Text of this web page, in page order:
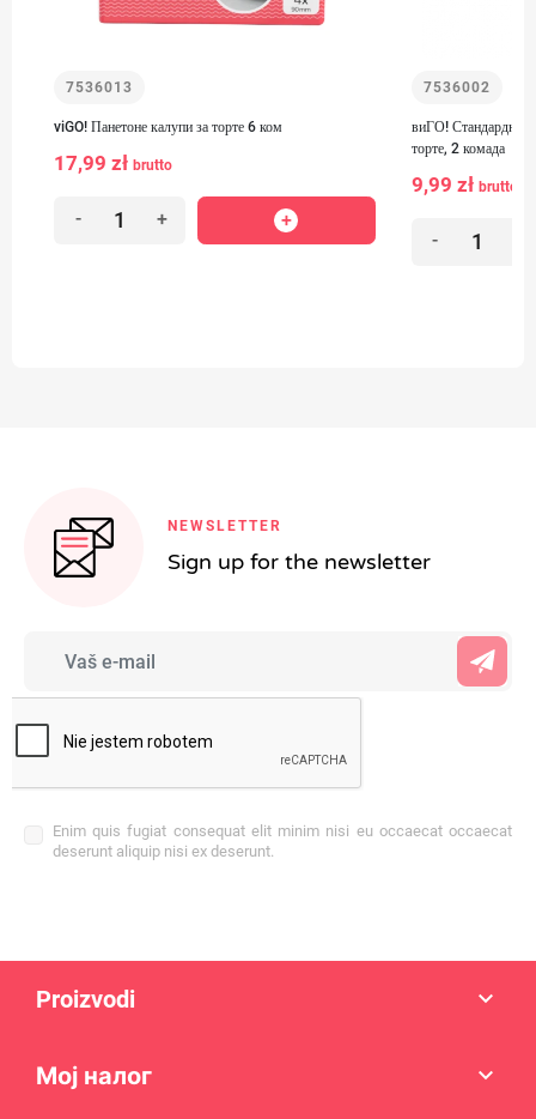
7536013
viGO! Панетоне калупи за торте 6 ком
17,99 zł brutto
- +
7536002
виГО! Стандардни
торте, 2 комада
9,99 zł brutto
-
NEWSLETTER
Sign up for the newsletter
Enim quis fugiat consequat elit minim nisi eu occaecat occaecat
deserunt aliquip nisi ex deserunt.
Proizvodi 
Мој налог 